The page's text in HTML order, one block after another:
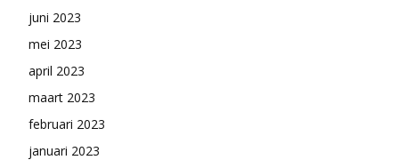
juni 2023
mei 2023
april 2023
maart 2023
februari 2023
januari 2023